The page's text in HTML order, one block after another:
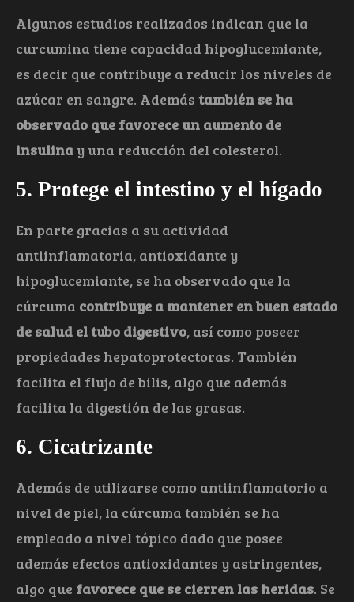
Algunos estudios realizados indican que la
curcumina tiene capacidad hipoglucemiante,
es decir que contribuye a reducir los niveles de
azúcar en sangre. Además también se ha
observado que favorece un aumento de
insulina y una reducción del colesterol.
5. Protege el intestino y el hígado
En parte gracias a su actividad
antiinflamatoria, antioxidante y
hipoglucemiante, se ha observado que la
cúrcuma contribuye a mantener en buen estado
de salud el tubo digestivo, así como poseer
propiedades hepatoprotectoras. También
facilita el flujo de bilis, algo que además
facilita la digestión de las grasas.
6. Cicatrizante
Además de utilizarse como antiinflamatorio a
nivel de piel, la cúrcuma también se ha
empleado a nivel tópico dado que posee
además efectos antioxidantes y astringentes,
algo que favorece que se cierren las heridas. Se